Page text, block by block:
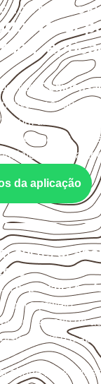
Naval
avaliar onde a
com umidade e
necessários.
interferem na
da aplicação
corte,
aespessura e o
com o projeto.
de corte de
e o
e